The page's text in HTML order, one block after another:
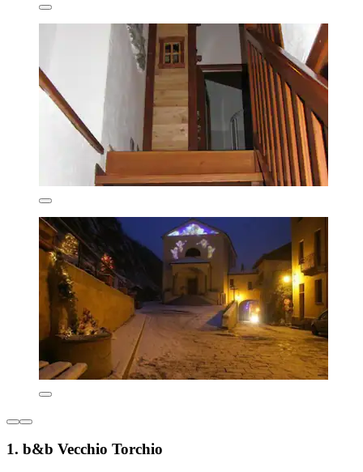
1. b&b Vecchio Torchio